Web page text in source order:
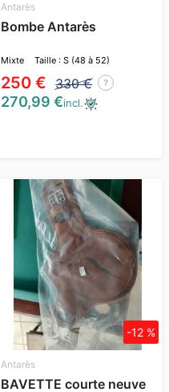
Antarès
Bombe Antarès
Mixte Taille : S (48 à 52)
250 € 330 € ?
270,99 €incl.
Antarès
BAVETTE courte neuve
-12 %